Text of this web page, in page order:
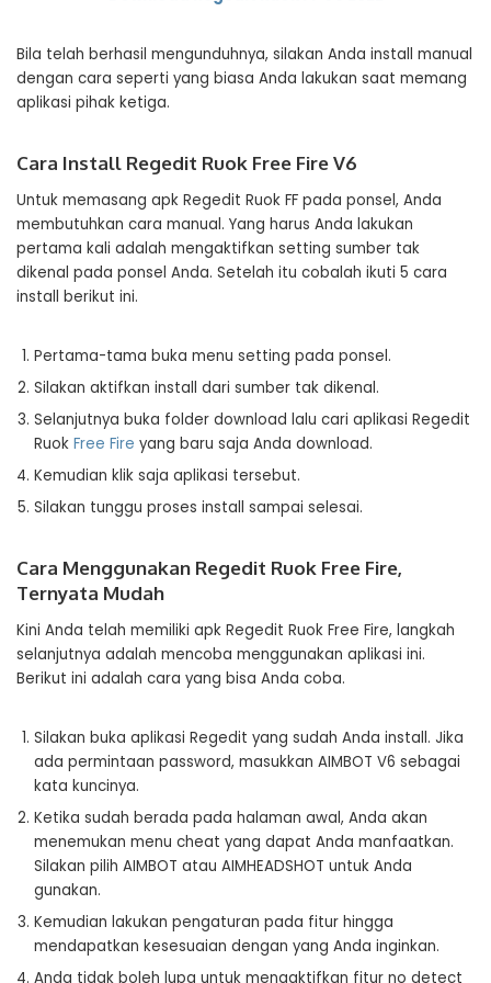
Bila telah berhasil mengunduhnya, silakan Anda install manual
dengan cara seperti yang biasa Anda lakukan saat memang
aplikasi pihak ketiga.
Cara Install Regedit Ruok Free Fire V6
Untuk memasang apk Regedit Ruok FF pada ponsel, Anda
membutuhkan cara manual. Yang harus Anda lakukan
pertama kali adalah mengaktifkan setting sumber tak
dikenal pada ponsel Anda. Setelah itu cobalah ikuti 5 cara
install berikut ini.
Pertama-tama buka menu setting pada ponsel.
Silakan aktifkan install dari sumber tak dikenal.
Selanjutnya buka folder download lalu cari aplikasi Regedit
Ruok Free Fire yang baru saja Anda download.
Kemudian klik saja aplikasi tersebut.
Silakan tunggu proses install sampai selesai.
Cara Menggunakan Regedit Ruok Free Fire,
Ternyata Mudah
Kini Anda telah memiliki apk Regedit Ruok Free Fire, langkah
selanjutnya adalah mencoba menggunakan aplikasi ini.
Berikut ini adalah cara yang bisa Anda coba.
Silakan buka aplikasi Regedit yang sudah Anda install. Jika
ada permintaan password, masukkan AIMBOT V6 sebagai
kata kuncinya.
Ketika sudah berada pada halaman awal, Anda akan
menemukan menu cheat yang dapat Anda manfaatkan.
Silakan pilih AIMBOT atau AIMHEADSHOT untuk Anda
gunakan.
Kemudian lakukan pengaturan pada fitur hingga
mendapatkan kesesuaian dengan yang Anda inginkan.
Anda tidak boleh lupa untuk mengaktifkan fitur no detect